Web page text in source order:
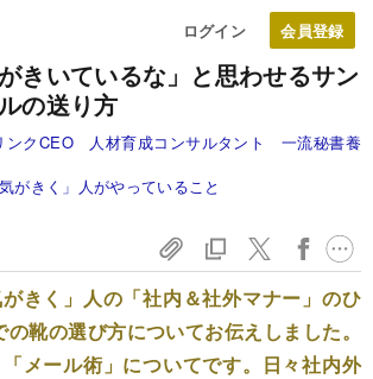
ログイン
きいているな」と思わせるサン
の送り方
ンクCEO 人材育成コンサルタント 一流秘書養
気がきく」人がやっていること
きく」人の「社内＆社外マナー」のひ
靴の選び方についてお伝えしました。
メール術」についてです。日々社内外